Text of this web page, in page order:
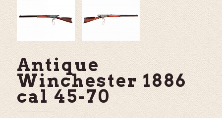
Antique
Winchester 1886
cal 45-70